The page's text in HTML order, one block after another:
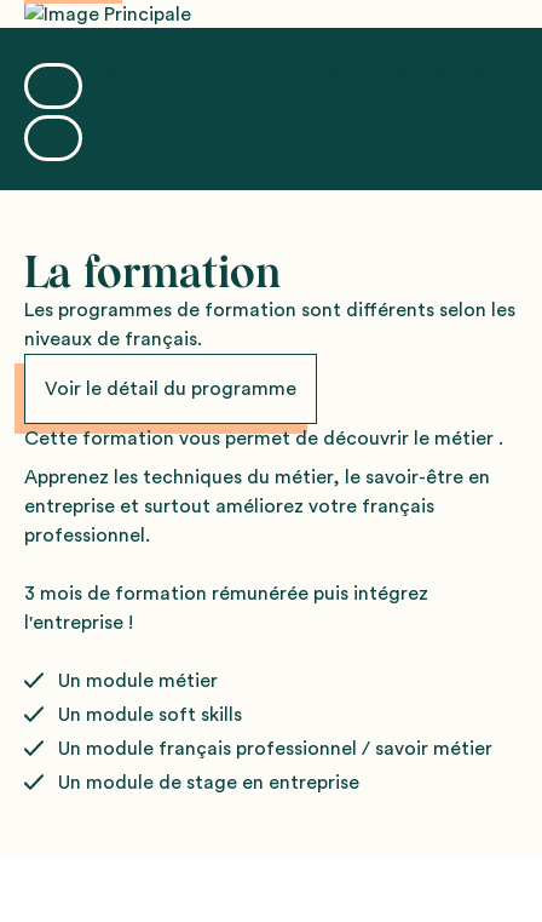
Une opportunité de contrat en sortie
La formation
Les programmes de formation sont différents selon les
niveaux de français.
Voir le détail du programme
Cette formation vous permet de découvrir le métier .
Apprenez les techniques du métier, le savoir-être en
entreprise et surtout améliorez votre français
professionnel.
3 mois de formation rémunérée puis intégrez
l'entreprise !
Un module métier
Un module soft skills
Un module français professionnel / savoir métier
Un module de stage en entreprise